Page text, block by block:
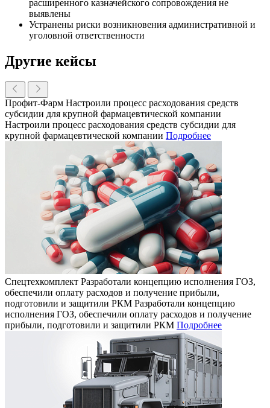
расширенного казначейского сопровождения не
выявлены
Устранены риски возникновения административной и
уголовной ответственности
Другие кейсы
Профит-Фарм Настроили процесс расходования средств
субсидии для крупной фармацевтической компании
Настроили процесс расходования средств субсидии для
крупной фармацевтической компании Подробнее
Спецтехкомплект Разработали концепцию исполнения ГОЗ,
обеспечили оплату расходов и получение прибыли,
подготовили и защитили РКМ Разработали концепцию
исполнения ГОЗ, обеспечили оплату расходов и получение
прибыли, подготовили и защитили РКМ Подробнее